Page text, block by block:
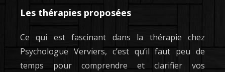
Les thérapies proposées
Ce qui est fascinant dans la thérapie chez
Psychologue Verviers, c’est qu’il faut peu de
temps pour comprendre et clarifier vos